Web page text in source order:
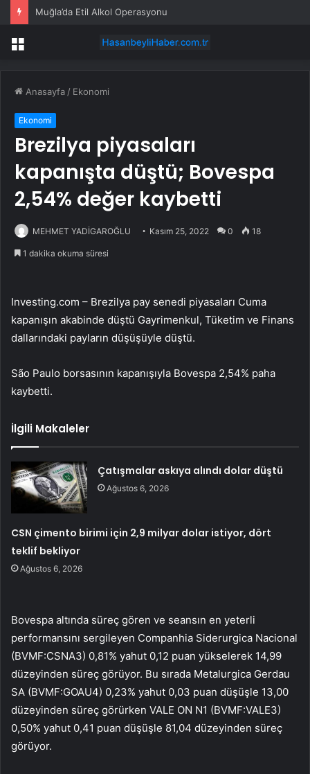
Muğla’da Etil Alkol Operasyonu
Menü
Anasayfa / Ekonomi
Ekonomi
Brezilya piyasaları
kapanışta düştü; Bovespa
2,54% değer kaybetti
MEHMET YADİGAROĞLU Kasım 25, 2022 0 18
1 dakika okuma süresi
Investing.com – Brezilya pay senedi piyasaları Cuma
kapanışın akabinde düştü Gayrimenkul, Tüketim ve Finans
dallarındaki payların düşüşüyle düştü.
São Paulo borsasının kapanışıyla Bovespa 2,54% paha
kaybetti.
İlgili Makaleler
Çatışmalar askıya alındı dolar düştü
Ağustos 6, 2026
CSN çimento birimi için 2,9 milyar dolar istiyor, dört
teklif bekliyor
Ağustos 6, 2026
Bovespa altında süreç gören ve seansın en yeterli
performansını sergileyen Companhia Siderurgica Nacional
(BVMF:CSNA3) 0,81% yahut 0,12 puan yükselerek 14,99
düzeyinden süreç görüyor. Bu sırada Metalurgica Gerdau
SA (BVMF:GOAU4) 0,23% yahut 0,03 puan düşüşle 13,00
düzeyinden süreç görürken VALE ON N1 (BVMF:VALE3)
0,50% yahut 0,41 puan düşüşle 81,04 düzeyinden süreç
görüyor.